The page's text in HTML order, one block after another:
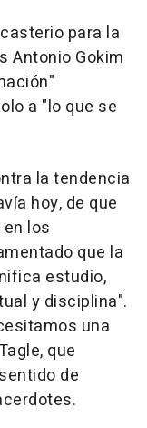
para la
Antonio Gokim
a "lo que se
la tendencia
hoy, de que
los
que la
estudio,
y disciplina".
una
que
de